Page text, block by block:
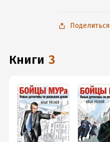
Поделиться
книги 3